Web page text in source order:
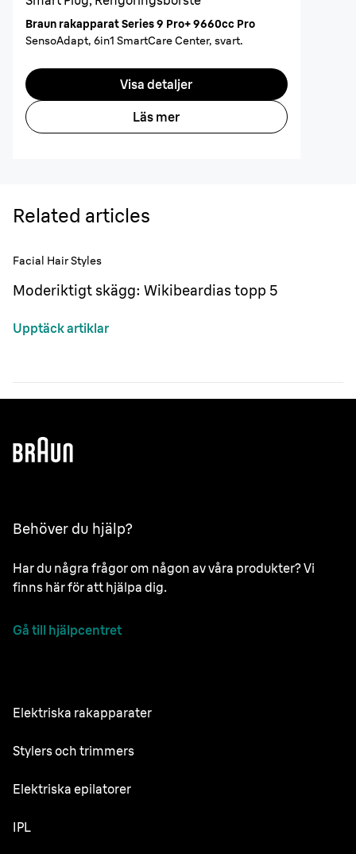
Braun rakapparat Series 9 Pro+ 9660cc Pro
SensoAdapt, 6in1 SmartCare Center, svart.
Visa detaljer
Läs mer
Related articles
Facial Hair Styles
Moderiktigt skägg: Wikibeardias topp 5
Upptäck artiklar
Behöver du hjälp?
Har du några frågor om någon av våra produkter? Vi
finns här för att hjälpa dig.
Gå till hjälpcentret
Elektriska rakapparater
NEVO
Series 5
Stylers och trimmers
Skäggtrimmer
Elektriska epilatorer
Silk·épil SkinSpa
IPL